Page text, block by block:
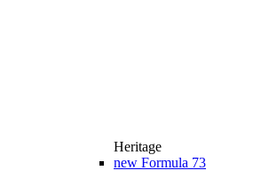
Heritage
new Formula 73